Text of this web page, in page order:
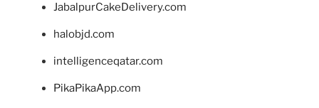
JabalpurCakeDelivery.com
halobjd.com
intelligenceqatar.com
PikaPikaApp.com